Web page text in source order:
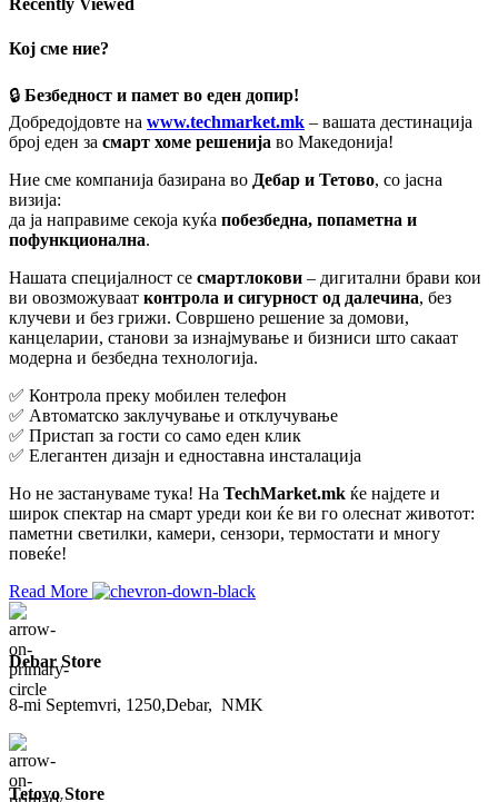
Recently Viewed
Кој сме ние?
🔒 Безбедност и памет во еден допир!
Добредојдовте на www.techmarket.mk – вашата дестинација
број еден за смарт хоме решенија во Македонија!
Ние сме компанија базирана во Дебар и Тетово, со јасна
визија:
да ја направиме секоја куќа побезбедна, попаметна и
пофункционална.
Нашата специјалност се смартлокови – дигитални брави кои
ви овозможуваат контрола и сигурност од далечина, без
клучеви и без грижи. Совршено решение за домови,
канцеларии, станови за изнајмување и бизниси што сакаат
модерна и безбедна технологија.
✅ Контрола преку мобилен телефон
✅ Автоматско заклучување и отклучување
✅ Пристап за гости со само еден клик
✅ Елегантен дизајн и едноставна инсталација
Но не застануваме тука! На TechMarket.mk ќе најдете и
широк спектар на смарт уреди кои ќе ви го олеснат животот:
паметни светилки, камери, сензори, термостати и многу
повеќе!
Read More
Debar Store
8-mi Septemvri, 1250,Debar, NMK
Tetovo Store